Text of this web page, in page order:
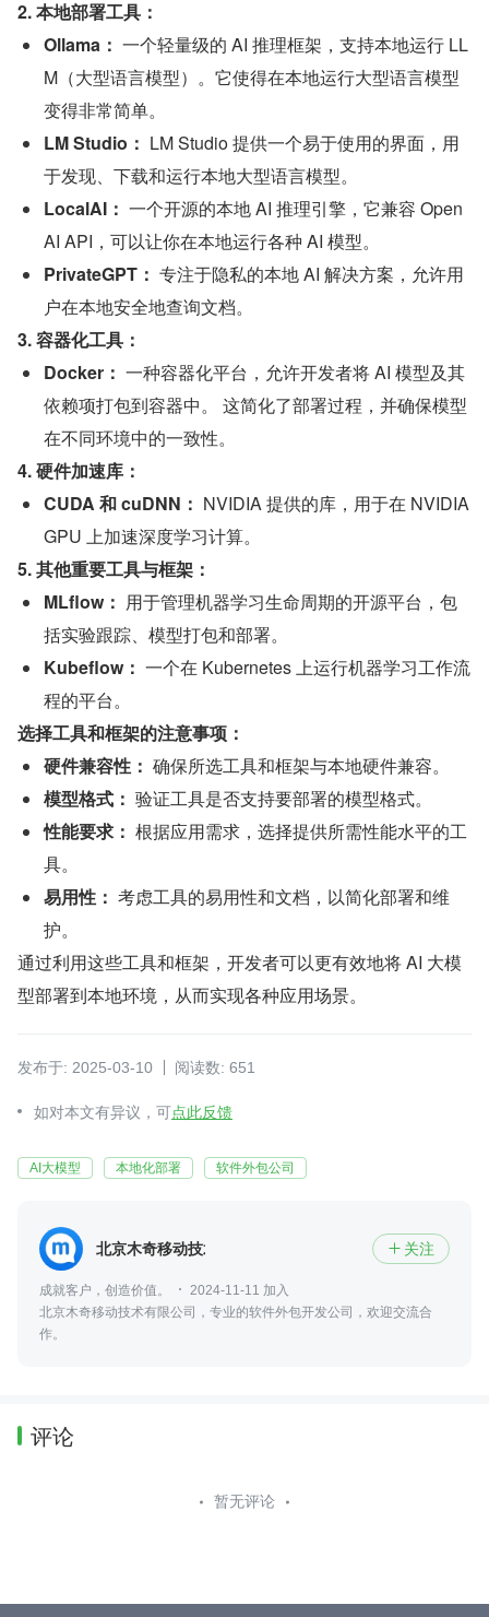
2. 本地部署工具：
Ollama： 一个轻量级的 AI 推理框架，支持本地运行 LL
M（大型语言模型）。它使得在本地运行大型语言模型
变得非常简单。
LM Studio： LM Studio 提供一个易于使用的界面，用
于发现、下载和运行本地大型语言模型。
LocalAI： 一个开源的本地 AI 推理引擎，它兼容 Open
AI API，可以让你在本地运行各种 AI 模型。
PrivateGPT： 专注于隐私的本地 AI 解决方案，允许用
户在本地安全地查询文档。
3. 容器化工具：
Docker： 一种容器化平台，允许开发者将 AI 模型及其
依赖项打包到容器中。 这简化了部署过程，并确保模型
在不同环境中的一致性。
4. 硬件加速库：
CUDA 和 cuDNN： NVIDIA 提供的库，用于在 NVIDIA
GPU 上加速深度学习计算。
5. 其他重要工具与框架：
MLflow： 用于管理机器学习生命周期的开源平台，包
括实验跟踪、模型打包和部署。
Kubeflow： 一个在 Kubernetes 上运行机器学习工作流
程的平台。
选择工具和框架的注意事项：
硬件兼容性： 确保所选工具和框架与本地硬件兼容。
模型格式： 验证工具是否支持要部署的模型格式。
性能要求： 根据应用需求，选择提供所需性能水平的工
具。
易用性： 考虑工具的易用性和文档，以简化部署和维
护。
通过利用这些工具和框架，开发者可以更有效地将 AI 大模
型部署到本地环境，从而实现各种应用场景。
发布于: 2025-03-10 阅读数: 651
如对本文有异议，可点此反馈
AI大模型 本地化部署 软件外包公司
北京木奇移动技术有限公司  关注
成就客户，创造价值。
2024-11-11 加入
北京木奇移动技术有限公司，专业的软件外包开发公司，欢迎交流合
作。
评论
暂无评论